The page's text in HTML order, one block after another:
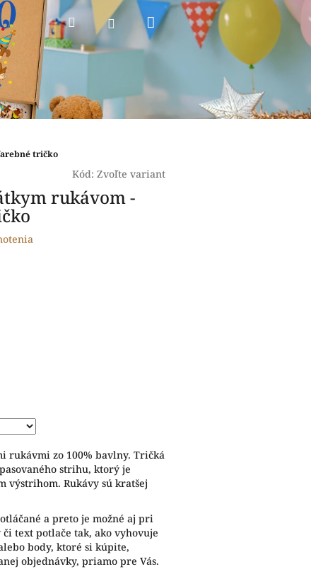
HľadaťPrihlásenieNákupný
tričko
Kód: Zvoľte variant
rukávom -
rukávmi zo 100% bavlny. Tričká
strihu, ktorý je
výstrihom. Rukávy sú kratšej
a preto je možné aj pri
text potlače tak, ako vyhovuje
body, ktoré si kúpite,
objednávky, priamo pre Vás.